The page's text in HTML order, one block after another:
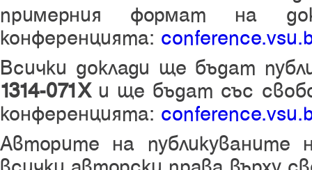
примерния формат на
конференцията:
Всички доклади ще бъдат
1314-071Хи ще бъдат със
конференцията:
Авторите на публикуваните